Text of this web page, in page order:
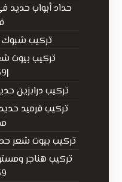
تركيب شبوك في
تركيب بيوت
|0503163139|
تركيب درابزين حديد في
تركيب بيوت شعر حديد في
تركيب هناجر